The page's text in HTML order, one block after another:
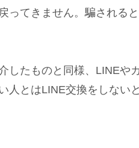
ってきません。騙される
したものと同様、LINEや
人とはLINE交換をしない